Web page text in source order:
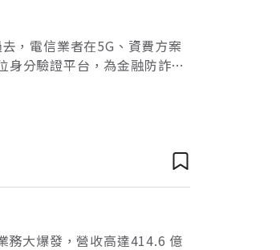
，電信業者在5G、資費方案
身分驗證平台，為金融防詐建
務大爆發，營收高達414.6 億